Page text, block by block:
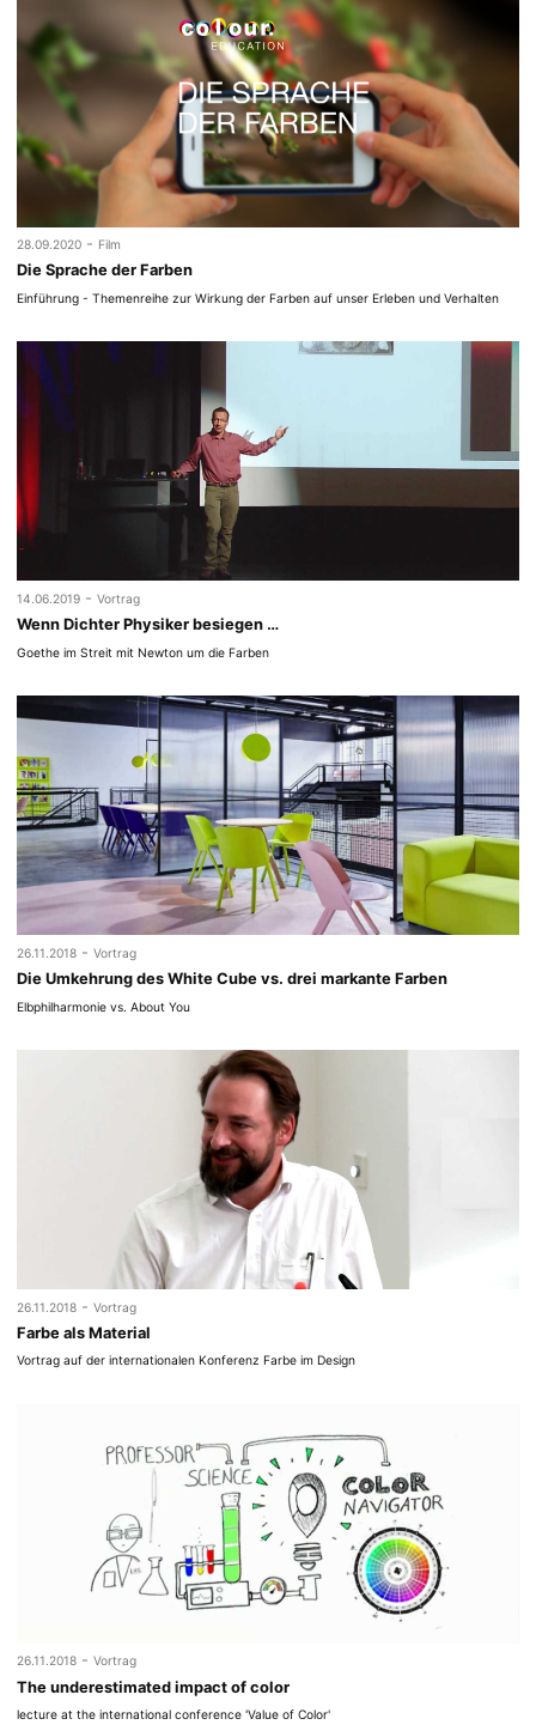
28.09.2020 - Film
Die Sprache der Farben
Einführung - Themenreihe zur Wirkung der Farben auf unser Erleben und Verhalten
14.06.2019 - Vortrag
Wenn Dichter Physiker besiegen …
Goethe im Streit mit Newton um die Farben
26.11.2018 - Vortrag
Die Umkehrung des White Cube vs. drei markante Farben
Elbphilharmonie vs. About You
26.11.2018 - Vortrag
Farbe als Material
Vortrag auf der internationalen Konferenz Farbe im Design
26.11.2018 - Vortrag
The underestimated impact of color
lecture at the international conference 'Value of Color'